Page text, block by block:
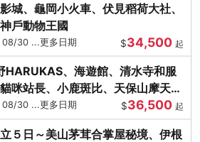
城、龜岡小火車、伏見稻荷大社、
戶動物王國
30 ...更多日期 $34,500 起
HARUKAS、海遊館、清水寺和服
咪站長、小鹿斑比、天保山摩天
30 ...更多日期 $36,500 起
５日～美山茅茸合掌屋秘境、伊根